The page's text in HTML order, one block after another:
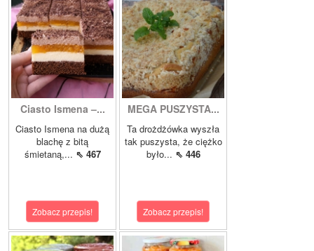
Ciasto Ismena –...
Ciasto Ismena na dużą
blachę z bitą
śmietaną,... ⇖ 467
Zobacz przepis!
MEGA PUSZYSTA...
Ta drożdżówka wyszła
tak puszysta, że ciężko
było... ⇖ 446
Zobacz przepis!